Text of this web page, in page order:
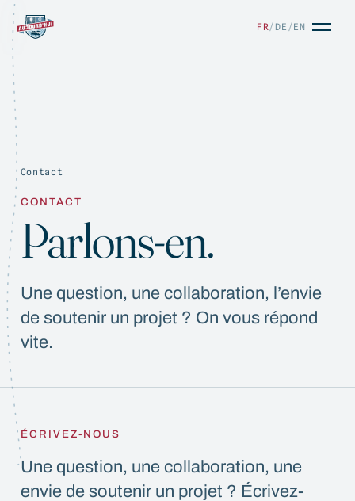
FR/ DE /EN
Contact
CONTACT
Parlons-en.
Une question, une collaboration, l’envie
de soutenir un projet ? On vous répond
vite.
ÉCRIVEZ-NOUS
Une question, une collaboration, une
envie de soutenir un projet ? Écrivez-